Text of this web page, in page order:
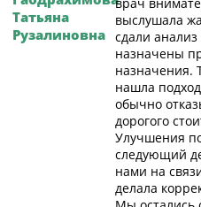
Татьяна
Рузалиновна
выслушала
сдали
назначены
назначения.
нашла
обычно
дорогого
Улучшения
следующий
нами на
делала